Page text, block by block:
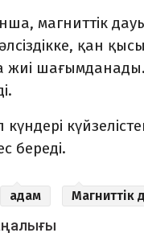
магниттік
қан
шағымданады.
береді.
адам Магниттік